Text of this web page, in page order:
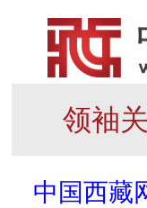
领袖
中国西藏